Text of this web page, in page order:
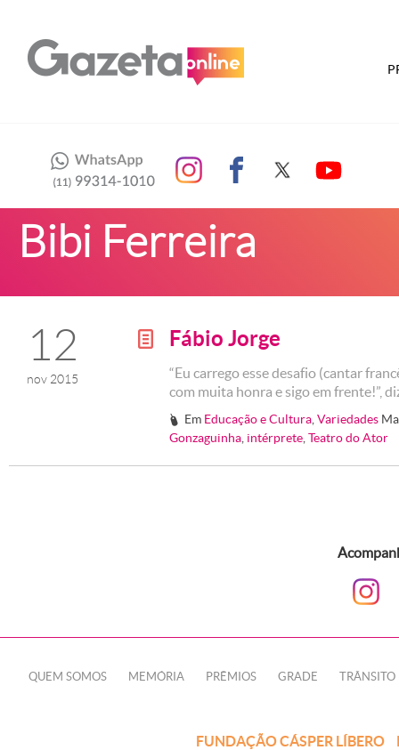
Bibi Ferreira
12
nov 2015
g Fábio Jorge
“Eu carrego esse desafio (cantar
com muita honra e sigo em frente!”,
# Em Educação e Cultura ,Variedades
Gonzaguinha intérprete Teatro do Ator
QUEM SOMOS MEMÓRIA PRÊMIOS GRADE TRÂNSITO
FUNDAÇÃO CÁSPER LÍBERO